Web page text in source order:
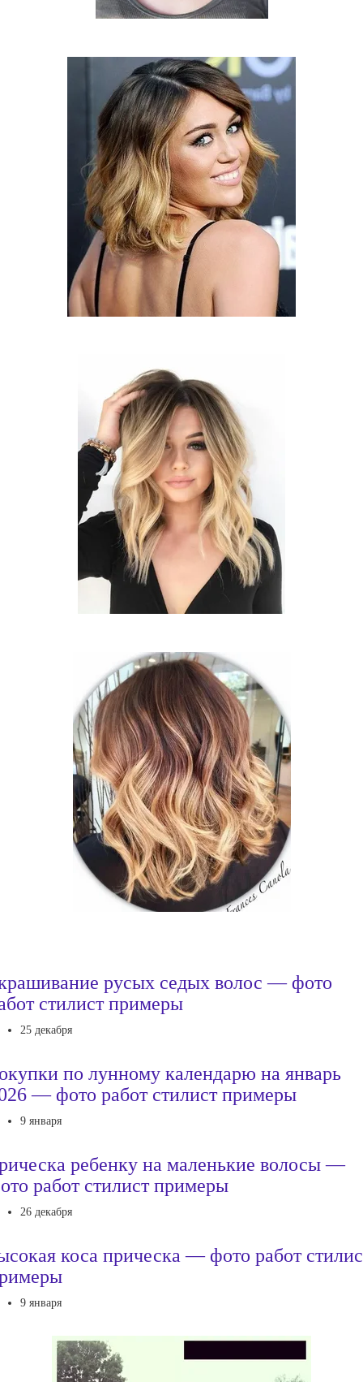
русых седых волос — фото
стилист примеры
25 декабря
по лунному календарю на январь
— фото работ стилист примеры
9 января
ребенку на маленькие волосы —
работ стилист примеры
26 декабря
коса прическа — фото работ
9 января